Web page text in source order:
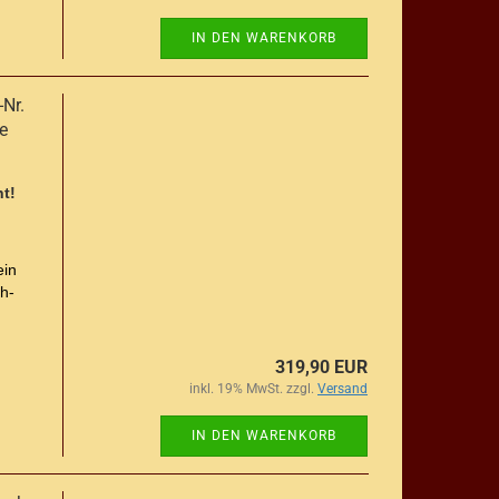
IN DEN WARENKORB
319,90 EUR
inkl. 19% MwSt. zzgl. Versand
IN DEN WARENKORB